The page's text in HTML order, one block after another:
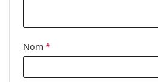
Autres
Sexe:
Nom *